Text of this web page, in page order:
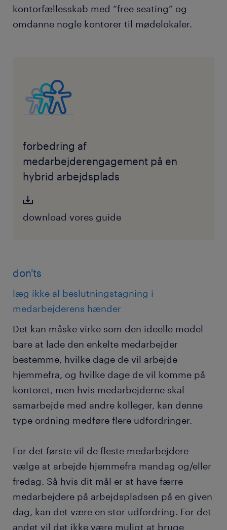
kontorfællesskab med “free seating” og
omdanne nogle kontorer til mødelokaler.
forbedring af
medarbejderengagement på en
hybrid arbejdsplads
download vores guide
don'ts
læg ikke al beslutningstagning i
medarbejderens hænder
Det kan måske virke som den ideelle model
bare at lade den enkelte medarbejder
bestemme, hvilke dage de vil arbejde
hjemmefra, og hvilke dage de vil komme på
kontoret, men hvis medarbejderne skal
samarbejde med andre kolleger, kan denne
type ordning medføre flere udfordringer.
For det første vil de fleste medarbejdere
vælge at arbejde hjemmefra mandag og/eller
fredag. Så hvis dit mål er at have færre
medarbejdere på arbejdspladsen på en given
dag, kan det være en stor udfordring. For det
andet vil det ikke være muligt at bruge